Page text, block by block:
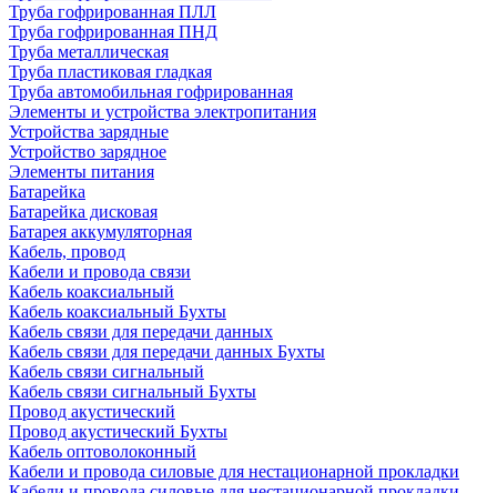
Труба гофрированная ПЛЛ
Труба гофрированная ПНД
Труба металлическая
Труба пластиковая гладкая
Труба автомобильная гофрированная
Элементы и устройства электропитания
Устройства зарядные
Устройство зарядное
Элементы питания
Батарейка
Батарейка дисковая
Батарея аккумуляторная
Кабель, провод
Кабели и провода связи
Кабель коаксиальный
Кабель коаксиальный Бухты
Кабель связи для передачи данных
Кабель связи для передачи данных Бухты
Кабель связи сигнальный
Кабель связи сигнальный Бухты
Провод акустический
Провод акустический Бухты
Кабель оптоволоконный
Кабели и провода силовые для нестационарной прокладки